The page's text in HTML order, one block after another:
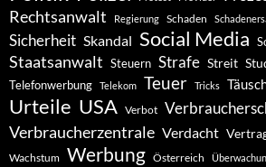
Rechtsanwalt Regierung Schaden
Sicherheit Skandal Social Media
Staatsanwalt Steuern Strafe Streit
Telefonwerbung Telekom Teuer Tricks
Urteile USA Verbot
Verbraucherzentrale Verdacht
Wachstum Werbung Österreich